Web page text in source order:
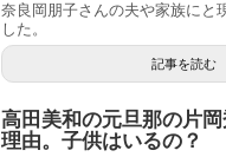
奈良岡朋子さんの夫や家族にと
した。
記事を読む
高田美和の元旦那の片
理由。子供はいるの？